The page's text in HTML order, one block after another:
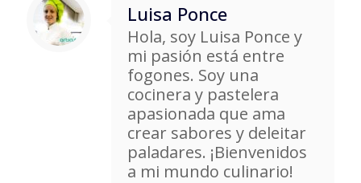
Luisa Ponce
Hola, soy Luisa Ponce y
mi pasión está entre
fogones. Soy una
cocinera y pastelera
apasionada que ama
crear sabores y deleitar
paladares. ¡Bienvenidos
a mi mundo culinario!